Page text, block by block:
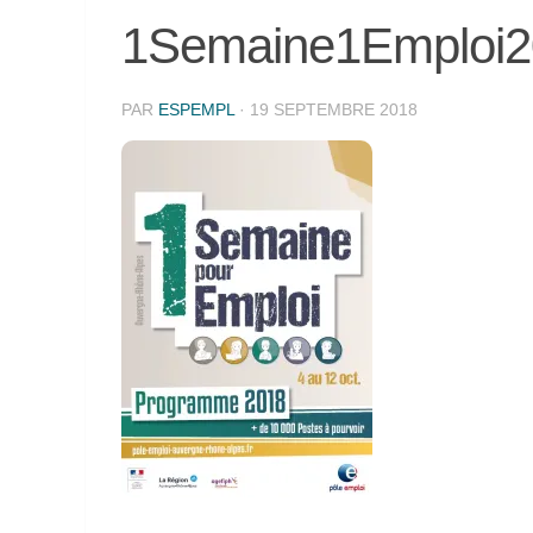
PAR ESPEMPL · 19 SEPTEMBRE 2018